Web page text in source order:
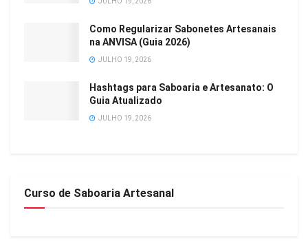
Como Regularizar Sabonetes Artesanais
na ANVISA (Guia 2026)
JULHO 19, 2026
Hashtags para Saboaria e Artesanato: O
Guia Atualizado
JULHO 19, 2026
Curso de Saboaria Artesanal